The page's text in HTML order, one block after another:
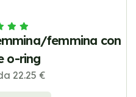
femmina con
o-ring
22.25 €